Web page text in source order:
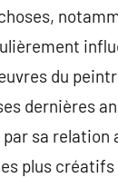
du
dernières
par sa
plus créatifs